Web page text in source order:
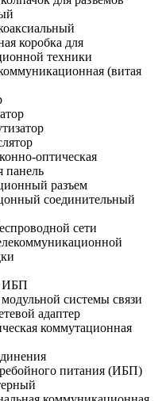
коробка для
техники
(витая
оптическая
панель
разъем
соединительный
сети
ИБП
системы связи
адаптер
коммутационная
питания (ИБП)